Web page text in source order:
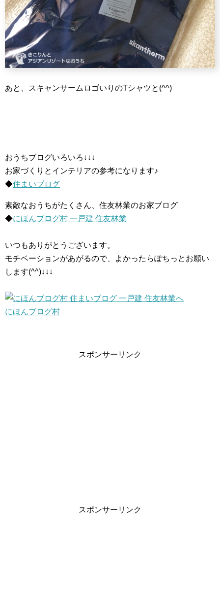
あと、スキャンサームロゴいりのTシャツと(^^)
おうちブログいろいろ↓↓↓
お家づくりとインテリアの参考になります♪
◆住まいブログ
素敵なおうちがたくさん、住友林業のお家ブログ
◆にほんブログ村 一戸建 住友林業
いつもありがとうございます。
モチベーションがあがるので、よかったらぽちっとお願い
します(^^)↓↓↓
にほんブログ村
スポンサーリンク
スポンサーリンク